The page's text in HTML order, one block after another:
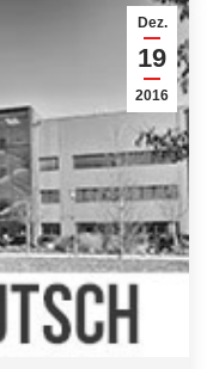
Dez.
19
2016